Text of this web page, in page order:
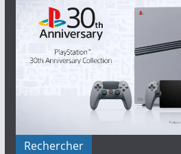
Rechercher